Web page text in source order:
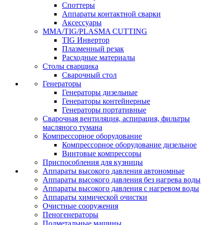
Споттеры
Аппараты контактной сварки
Аксессуары
MMA/TIG/PLASMA CUTTING
TIG Инвертор
Плазменный резак
Расходные материалы
Столы сварщика
Сварочный стол
Генераторы
Генераторы дизельные
Генераторы контейнерные
Генераторы портативные
Сварочная вентиляция, аспирация, фильтры
масляного тумана
Компрессорное оборудование
Компрессорное оборудование дизельное
Винтовые компрессоры
Приспособления для кузницы
Аппараты высокого давления автономные
Аппараты высокого давления без нагрева воды
Аппараты высокого давления с нагревом воды
Аппараты химической очистки
Очистные сооружения
Пеногенераторы
Подметальные машины